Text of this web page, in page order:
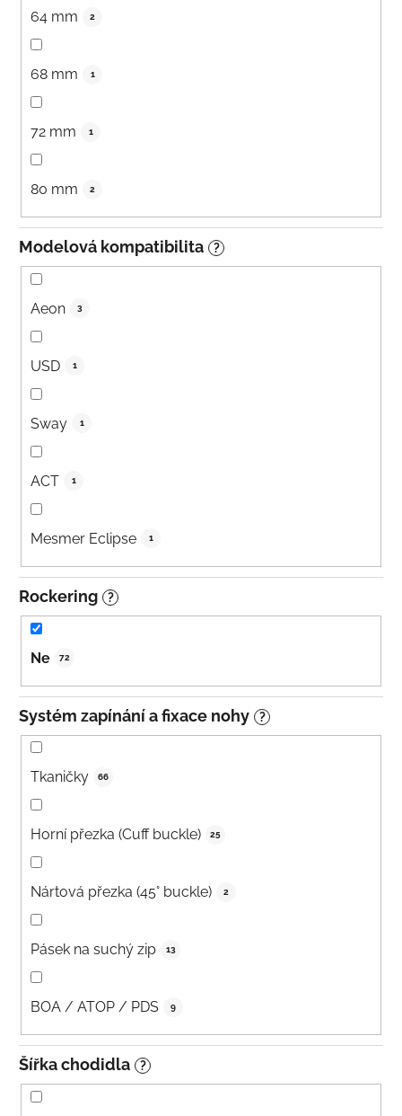
64 mm 2
68 mm 1
72 mm 1
80 mm 2
Modelová kompatibilita ?
Aeon 3
USD 1
Sway 1
ACT 1
Mesmer Eclipse 1
Rockering ?
Ne 72
Systém zapínání a fixace nohy ?
Tkaničky 66
Horní přezka (Cuff buckle) 25
Nártová přezka (45° buckle) 2
Pásek na suchý zip 13
BOA / ATOP / PDS 9
Šířka chodidla ?